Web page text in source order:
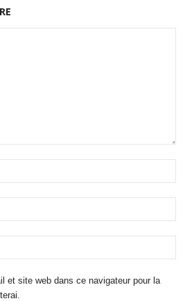
et site web dans ce navigateur pour la